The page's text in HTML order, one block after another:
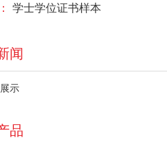
学士学位证书样本
闻
示
品